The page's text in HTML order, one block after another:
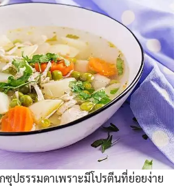
ปธรรมดาเพราะมีโปรตีนที่ย่อยง่าย